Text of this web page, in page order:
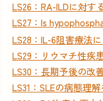
LS26：RA-ILDに対
LS27：Is
LS28：IL-6阻害療法
LS29：リウマチ性疾
LS30：長期予後の改
LS31：SLEの病態理